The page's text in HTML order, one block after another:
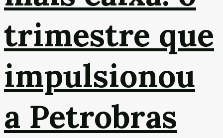
trimestre que
impulsionou
a Petrobras